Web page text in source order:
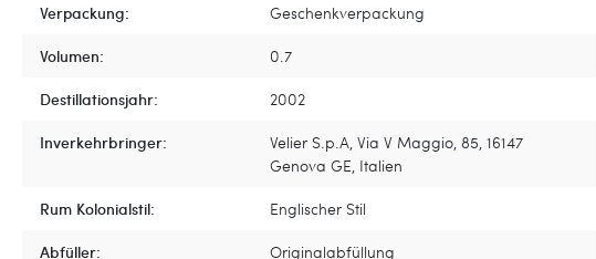
Verpackung:
Geschenkverpackung
Volumen:
0.7
Destillationsjahr:
2002
Inverkehrbringer:
Velier S.p.A, Via V Maggio, 85, 16147
Genova GE, Italien
Rum Kolonialstil:
Englischer Stil
Abfüller:
Originalabfüllung